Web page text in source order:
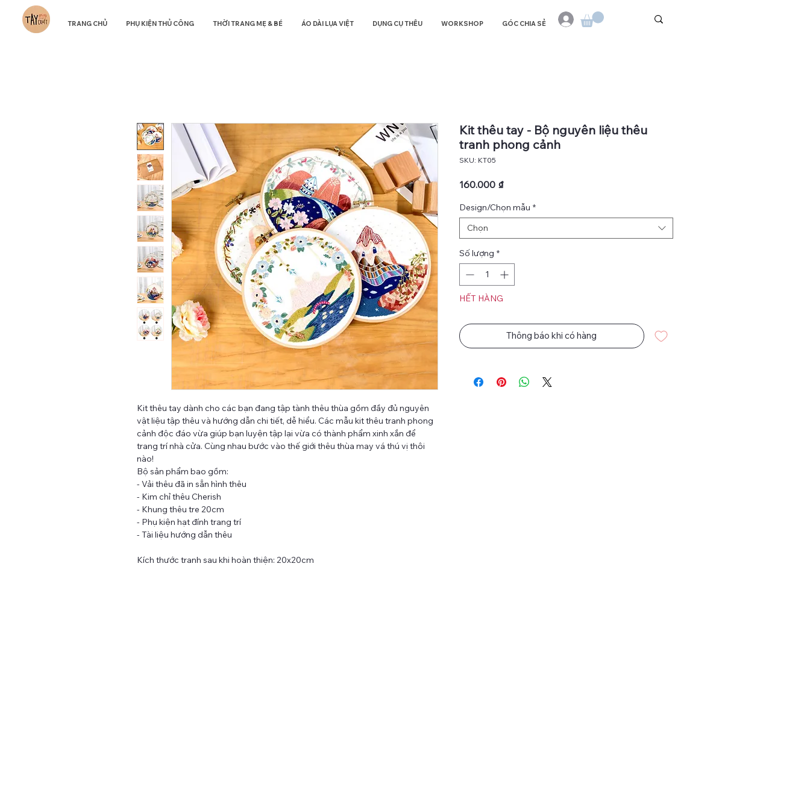
TRANG CHỦ PHỤ KIỆN THỦ CÔNG THỜI TRANG MẸ & BÉ ÁO DÀI LỤA VIỆT DỤNG CỤ THÊU WORKSHOP GÓC CHIA SẺ
Kit thêu tay dành cho các bạn đang tập tành thêu thùa gồm đầy đủ nguyên
vật liệu tập thêu và hướng dẫn chi tiết, dễ hiểu. Các mẫu kit thêu tranh phong
cảnh độc đáo vừa giúp bạn luyện tập lại vừa có thành phẩm xinh xắn để
trang trí nhà cửa. Cùng nhau bước vào thế giới thêu thùa may vá thú vị thôi
nào!
Bộ sản phẩm bao gồm:
- Vải thêu đã in sẵn hình thêu
- Kim chỉ thêu Cherish
- Khung thêu tre 20cm
- Phụ kiện hạt đính trang trí
- Tài liệu hướng dẫn thêu
Kích thước tranh sau khi hoàn thiện: 20x20cm
Kit thêu tay - Bộ nguyên liệu thêu
tranh phong cảnh
SKU: KT05
160.000 ₫Giá
Design/Chọn mẫu *
Chọn
Số lượng *
HẾT HÀNG
Thông báo khi có hàng